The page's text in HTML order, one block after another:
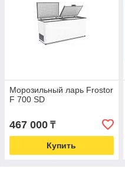
Морозильный ларь Frostor
F 700 SD
467 000 ₸
Купить